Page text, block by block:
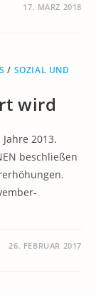
17. MÄRZ 2018
/ SOZIAL UND
wird
2013.
beschließen
26. FEBRUAR 2017